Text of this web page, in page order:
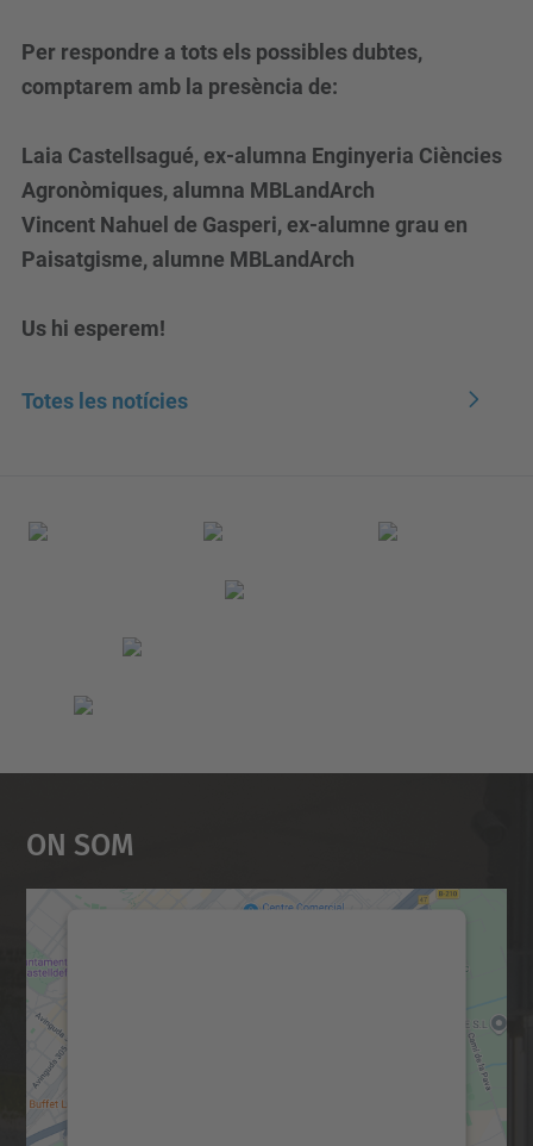
Per respondre a tots els possibles dubtes,
comptarem amb la presència de:
Laia Castellsagué, ex-alumna Enginyeria Ciències
Agronòmiques, alumna MBLandArch
Vincent Nahuel de Gasperi, ex-alumne grau en
Paisatgisme, alumne MBLandArch
Us hi esperem!
Totes les notícies
On Som